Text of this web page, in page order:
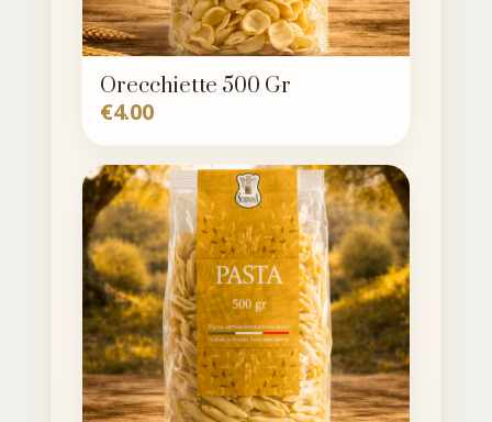
Orecchiette 500 Gr
€4.00